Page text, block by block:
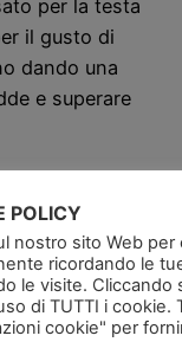
per la testa
il gusto di
dando una
e superare
anche i
letto qualcosa
visto che le
delle sue
POLICY
nostro sito Web per
ricordando le
le visite. Cliccando
di TUTTI i cookie.
cookie" per